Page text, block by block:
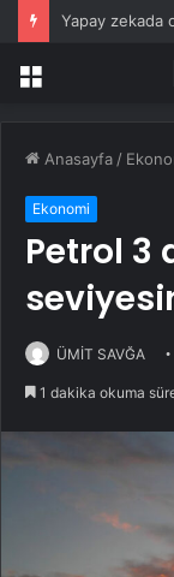
Menü
Anasayfa /
Ekonomi
Petrol 3
ÜMİT SAVĞA
1 dakika okuma